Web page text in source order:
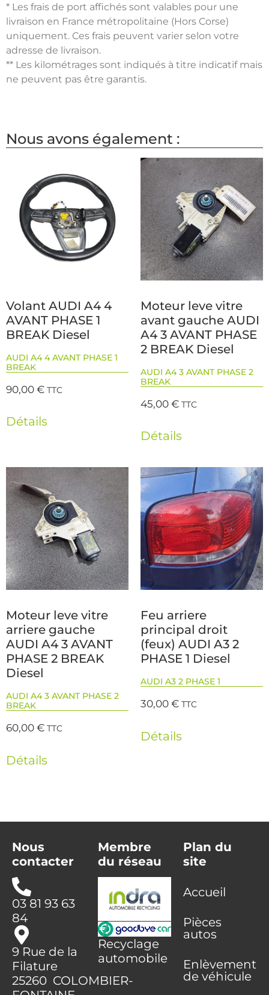
* Les frais de port affichés sont valables pour une
livraison en France métropolitaine (Hors Corse)
uniquement. Ces frais peuvent varier selon votre
adresse de livraison.
** Les kilométrages sont indiqués à titre indicatif mais
ne peuvent pas être garantis.
Nous avons également :
Volant AUDI A4 4
AVANT PHASE 1
BREAK Diesel
AUDI A4 4 AVANT PHASE 1
BREAK
90,00€ TTC
Détails
Moteur leve vitre
avant gauche AUDI
A4 3 AVANT PHASE
2 BREAK Diesel
AUDI A4 3 AVANT PHASE 2
BREAK
45,00€ TTC
Détails
Moteur leve vitre
arriere gauche
AUDI A4 3 AVANT
PHASE 2 BREAK
Diesel
AUDI A4 3 AVANT PHASE 2
BREAK
60,00€ TTC
Détails
Feu arriere
principal droit
(feux) AUDI A3 2
PHASE 1 Diesel
AUDI A3 2 PHASE 1
30,00€ TTC
Détails
Nous
contacter
03 81 93 63
84
9 Rue de la
Filature
25260 COLOMBIER-
Membre
du réseau
Recyclage
automobile
Plan du
site
Accueil
Pièces
autos
Enlèvement
de véhicule